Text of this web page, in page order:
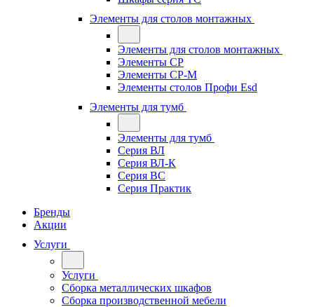
Элементы для столов монтажных
Элементы для столов монтажных
Элементы СР
Элементы СР-М
Элементы столов Профи Esd
Элементы для тумб
Элементы для тумб
Серия ВЛ
Серия ВЛ-К
Серия ВС
Серия Практик
Бренды
Акции
Услуги
Услуги
Сборка металлических шкафов
Сборка производственной мебели